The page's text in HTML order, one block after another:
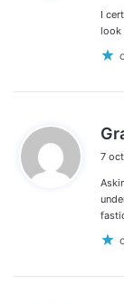
I
look
7